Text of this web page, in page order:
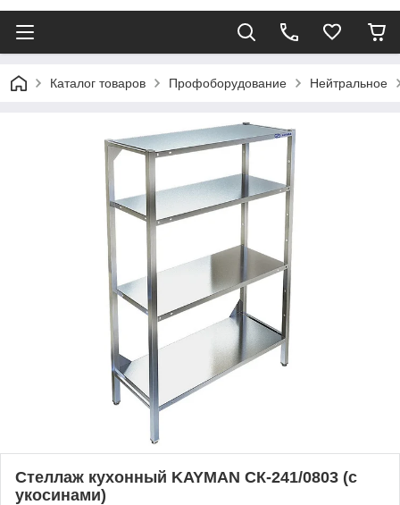
Каталог товаров Профоборудование Нейтральное
Стеллаж кухонный KAYMAN СК-241/0803 (с
укосинами)